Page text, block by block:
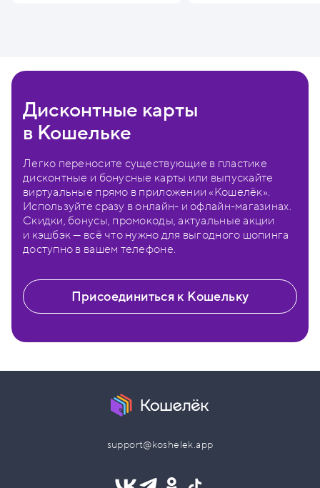
Дисконтные карты
в Кошельке
Легко переносите существующие в пластике
дисконтные и бонусные карты или выпускайте
виртуальные прямо в приложении «Кошелёк».
Используйте сразу в онлайн- и офлайн-магазинах.
Скидки, бонусы, промокоды, актуальные акции
и кэшбэк — всё что нужно для выгодного шопинга
доступно в вашем телефоне.
Присоединиться к Кошельку
support@koshelek.app